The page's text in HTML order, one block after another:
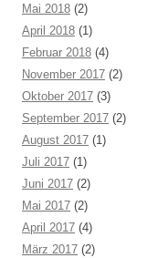
Mai 2018 (2)
April 2018 (1)
Februar 2018 (4)
November 2017 (2)
Oktober 2017 (3)
September 2017 (2)
August 2017 (1)
Juli 2017 (1)
Juni 2017 (2)
Mai 2017 (2)
April 2017 (4)
März 2017 (2)